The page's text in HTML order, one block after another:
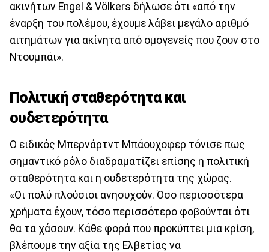
ακινήτων Engel & Völkers δήλωσε ότι «από την
έναρξη του πολέμου, έχουμε λάβει μεγάλο αριθμό
αιτημάτων για ακίνητα από ομογενείς που ζουν στο
Ντουμπάι».
Πολιτική σταθερότητα και
ουδετερότητα
Ο ειδικός Μπερνάρτντ Μπάουχοφερ τόνισε πως
σημαντικό ρόλο διαδραματίζει επίσης η πολιτική
σταθερότητα και η ουδετερότητα της χώρας.
«Οι πολύ πλούσιοι ανησυχούν. Όσο περισσότερα
χρήματα έχουν, τόσο περισσότερο φοβούνται ότι
θα τα χάσουν. Κάθε φορά που προκύπτει μια κρίση,
βλέπουμε την αξία της Ελβετίας να